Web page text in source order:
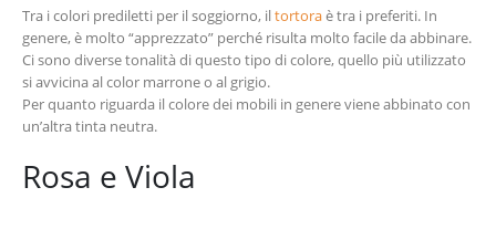
Tra i colori prediletti per il soggiorno, iltortoraè tra i preferiti. In
genere, è molto “apprezzato” perché risulta molto facile da abbinare.
Ci sono diverse tonalità di questo tipo di colore, quello più utilizzato
si avvicina al color marrone o al grigio.
Per quanto riguarda il colore dei mobili in genere viene abbinato con
un’altra tinta neutra.
Rosa e Viola